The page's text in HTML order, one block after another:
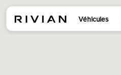
Véhicules